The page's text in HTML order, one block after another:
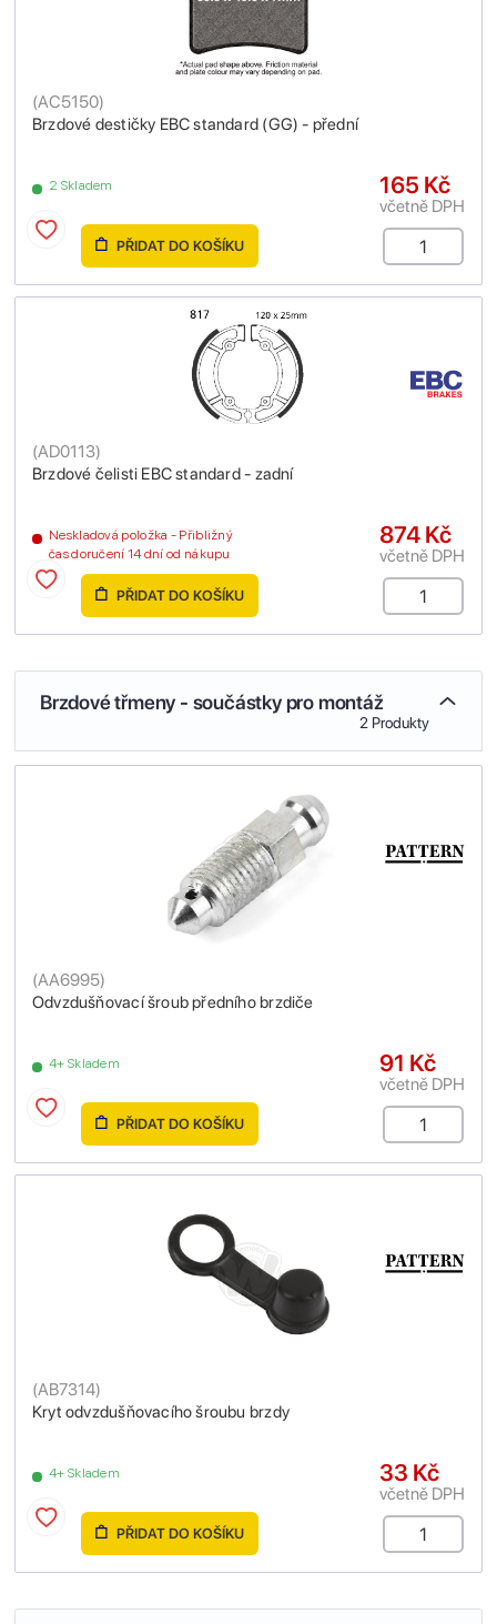
Brzdové destičky EBC standard (GG) - přední
(AC5150)
2 Skladem 165 Kč
včetně DPH
PŘIDAT DO KOŠÍKU
Brzdové čelisti EBC standard - zadní
(AD0113)
Neskladová položka - Přibližný
čas doručení 14 dní od nákupu
874 Kč
včetně DPH
PŘIDAT DO KOŠÍKU
Brzdové třmeny - součástky pro montáž
2 Produkty
Odvzdušňovací šroub předního brzdiče
(AA6995)
4+ Skladem 91 Kč
včetně DPH
PŘIDAT DO KOŠÍKU
Kryt odvzdušňovacího šroubu brzdy
(AB7314)
4+ Skladem 33 Kč
včetně DPH
PŘIDAT DO KOŠÍKU